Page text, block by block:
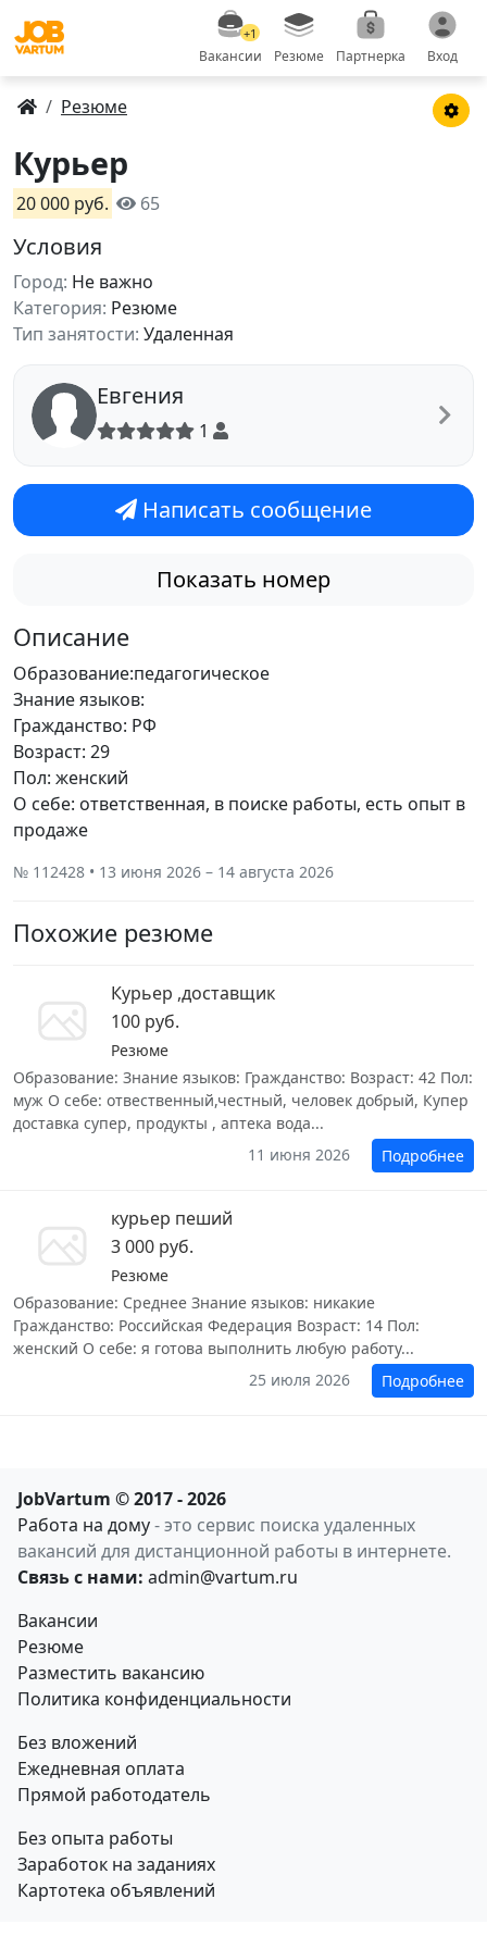
+1
Вакансии Резюме Партнерка Вход
Резюме
Курьер
20 000 руб. 65
Условия
Город: Не важно
Категория: Резюме
Тип занятости: Удаленная
Евгения
1
Написать сообщение
Показать номер
Описание
Образование:педагогическое
Знание языков:
Гражданство: РФ
Возраст: 29
Пол: женский
О себе: ответственная, в поиске работы, есть опыт в
продаже
№ 112428 • 13 июня 2026 – 14 августа 2026
Похожие резюме
Курьер ,доставщик
100 руб.
Резюме
Образование: Знание языков: Гражданство: Возраст: 42 Пол:
муж О себе: отвественный,честный, человек добрый, Купер
доставка супер, продукты , аптека вода...
11 июня 2026
Подробнее
курьер пеший
3 000 руб.
Резюме
Образование: Среднее Знание языков: никакие
Гражданство: Российская Федерация Возраст: 14 Пол:
женский О себе: я готова выполнить любую работу...
25 июля 2026
Подробнее
JobVartum © 2017 - 2026
Работа на дому- это сервис поиска удаленных
вакансий для дистанционной работы в интернете.
Связь с нами: admin@vartum.ru
Вакансии
Резюме
Разместить вакансию
Политика конфиденциальности
Без вложений
Ежедневная оплата
Прямой работодатель
Без опыта работы
Заработок на заданиях
Картотека объявлений